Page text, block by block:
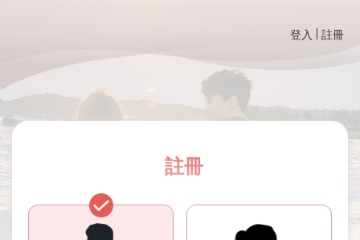
登入 註冊
註冊